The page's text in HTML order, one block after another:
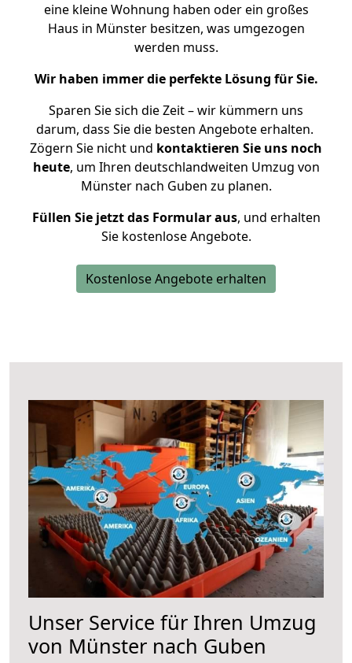
eine kleine Wohnung haben oder ein großes
Haus in Münster besitzen, was umgezogen
werden muss.
Wir haben immer die perfekte Lösung für Sie.
Sparen Sie sich die Zeit – wir kümmern uns
darum, dass Sie die besten Angebote erhalten.
Zögern Sie nicht und kontaktieren Sie uns noch
heute, um Ihren deutschlandweiten Umzug von
Münster nach Guben zu planen.
Füllen Sie jetzt das Formular aus, und erhalten
Sie kostenlose Angebote.
Kostenlose Angebote erhalten
Unser Service für Ihren Umzug
von Münster nach Guben